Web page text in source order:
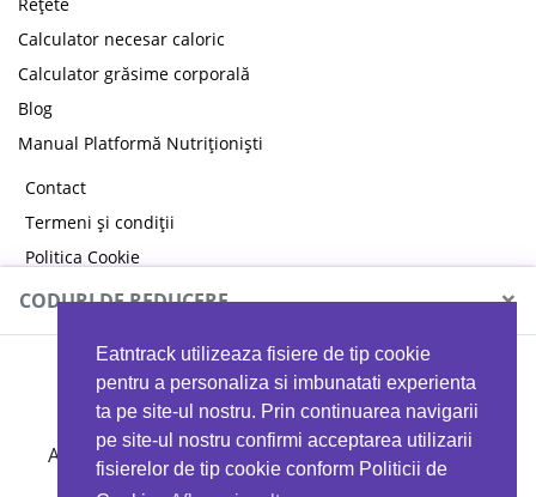
Eatntrack utilizeaza fisiere de tip cookie
pentru a personaliza si imbunatati experienta
ta pe site-ul nostru. Prin continuarea navigarii
pe site-ul nostru confirmi acceptarea utilizarii
fisierelor de tip cookie conform Politicii de
Calculator necesar caloric
Calculator grăsime corporală
Blog
Manual Platformă Nutriționiști
Contact
Termeni și condiții
Politica Cookie
Politica de confidențialitate
CODURI DE REDUCERE ×
MYPROTEIN
Ai 40%reducere la orice comandă folosind codul
EATTRACK